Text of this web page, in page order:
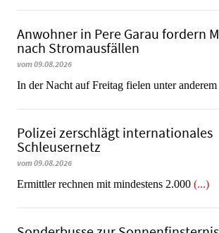
Anwohner in Pere Garau fordern
nach Stromausfällen
vom 09.08.2026
In der Nacht auf Freitag fielen unter anderem
Polizei zerschlägt internationales
Schleusernetz
vom 09.08.2026
Ermittler rechnen mit mindestens 2.000 (...)